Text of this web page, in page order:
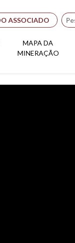
ASSOCIADO
MAPA DA
MINERAÇÃO